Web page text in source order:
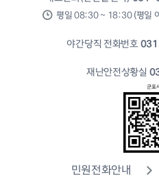
평일 08:30 ~ 18:30 (평일
야간당직 전화번호
재난안전상황실
민원전화안내